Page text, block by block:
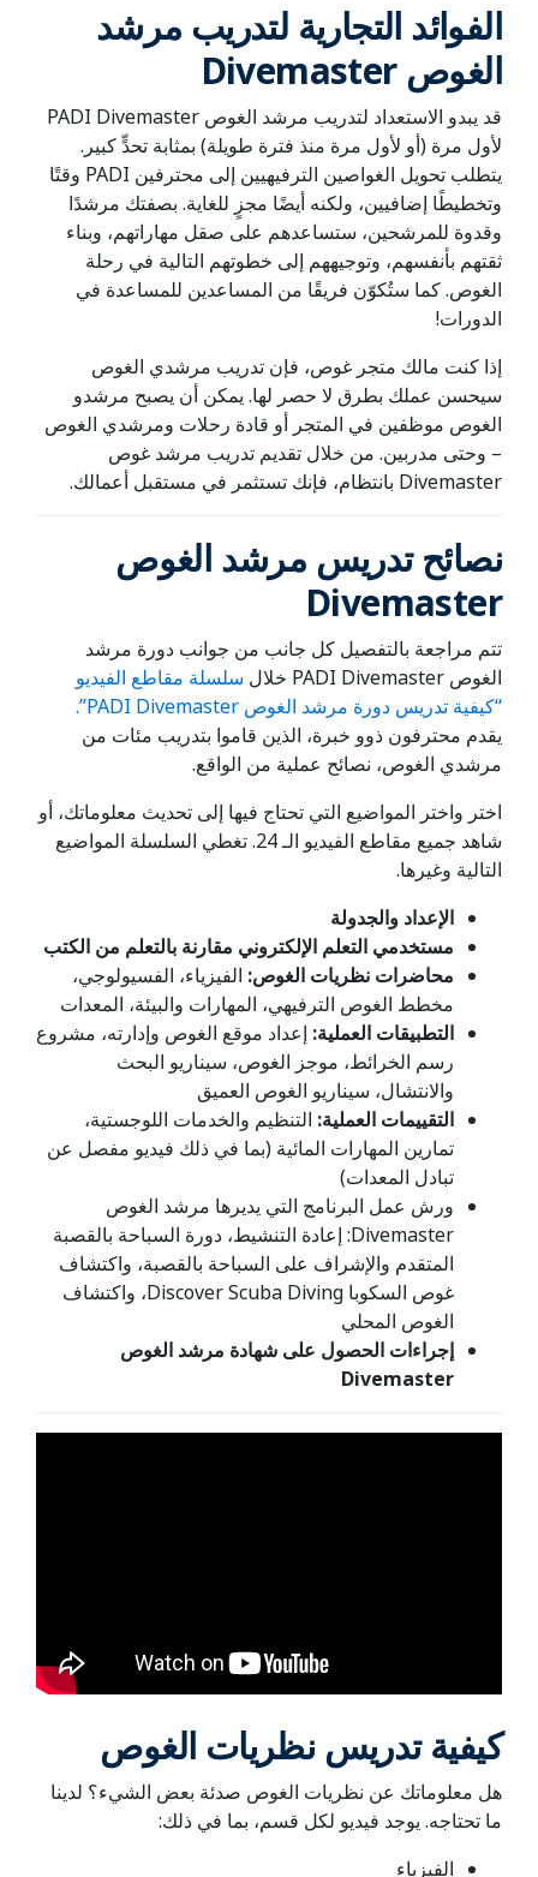
الفوائد التجارية لتدريب مرشد
الغوص Divemaster
قد يبدو الاستعداد لتدريب مرشد الغوص PADI Divemaster
لأول مرة (أو لأول مرة منذ فترة طويلة) بمثابة تحدٍّ كبير.
يتطلب تحويل الغواصين الترفيهيين إلى محترفين PADI وقتًا
وتخطيطًا إضافيين، ولكنه أيضًا مجزٍ للغاية. بصفتك مرشدًا
وقدوة للمرشحين، ستساعدهم على صقل مهاراتهم، وبناء
ثقتهم بأنفسهم، وتوجيههم إلى خطوتهم التالية في رحلة
الغوص. كما ستُكوّن فريقًا من المساعدين للمساعدة في
الدورات!
إذا كنت مالك متجر غوص، فإن تدريب مرشدي الغوص
سيحسن عملك بطرق لا حصر لها. يمكن أن يصبح مرشدو
الغوص موظفين في المتجر أو قادة رحلات ومرشدي الغوص
– وحتى مدربين. من خلال تقديم تدريب مرشد غوص
Divemaster بانتظام، فإنك تستثمر في مستقبل أعمالك.
نصائح تدريس مرشد الغوص
Divemaster
تتم مراجعة بالتفصيل كل جانب من جوانب دورة مرشد
الغوص PADI Divemaster خلال
سلسلة مقاطع الفيديو
“كيفية تدريس دورة مرشد الغوص PADI Divemaster”.
يقدم محترفون ذوو خبرة، الذين قاموا بتدريب مئات من
مرشدي الغوص، نصائح عملية من الواقع.
اختر واختر المواضيع التي تحتاج فيها إلى تحديث معلوماتك، أو
شاهد جميع مقاطع الفيديو الـ 24. تغطي السلسلة المواضيع
التالية وغيرها.
الإعداد والجدولة
مستخدمي التعلم الإلكتروني مقارنة بالتعلم من الكتب
محاضرات نظريات الغوص:الفيزياء، الفسيولوجي،
مخطط الغوص الترفيهي، المهارات والبيئة، المعدات
التطبيقات العملية:إعداد موقع الغوص وإدارته، مشروع
رسم الخرائط، موجز الغوص، سيناريو البحث
والانتشال، سيناريو الغوص العميق
التقييمات العملية:التنظيم والخدمات اللوجستية،
تمارين المهارات المائية (بما في ذلك فيديو مفصل عن
تبادل المعدات)
ورش عمل البرنامج التي يديرها مرشد الغوص
Divemaster: إعادة التنشيط، دورة السباحة بالقصبة
المتقدم والإشراف على السباحة بالقصبة، واكتشاف
غوص السكوبا Discover Scuba Diving، واكتشاف
الغوص المحلي
إجراءات الحصول على شهادة مرشد الغوص
Divemaster
كيفية تدريس نظريات الغوص
هل معلوماتك عن نظريات الغوص صدئة بعض الشيء؟ لدينا
ما تحتاجه. يوجد فيديو لكل قسم، بما في ذلك:
الفيزياء